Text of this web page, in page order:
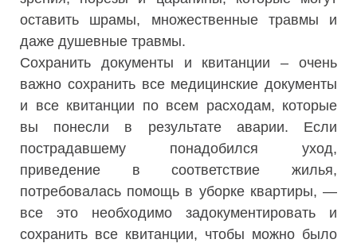
оставить шрамы, множественные травмы и
даже душевные травмы.
Сохранить документы и квитанции – очень
важно сохранить все медицинские документы
и все квитанции по всем расходам, которые
вы понесли в результате аварии. Если
пострадавшему понадобился уход,
приведение в соответствие жилья,
потребовалась помощь в уборке квартиры, —
все это необходимо задокументировать и
сохранить все квитанции, чтобы можно было